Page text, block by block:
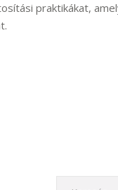
praktikákat,